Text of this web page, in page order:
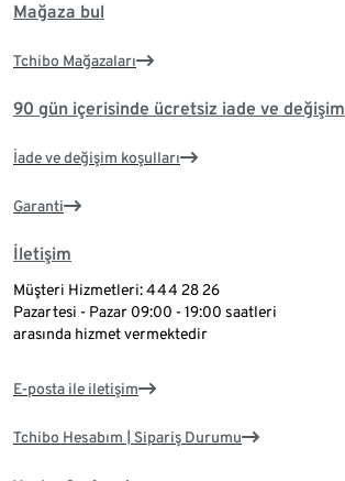
Mağaza bul
Tchibo Mağazaları
90 gün içerisinde ücretsiz iade ve değişim
İade ve değişim koşulları
Garanti
İletişim
Müşteri Hizmetleri: 444 28 26
Pazartesi - Pazar 09:00 - 19:00 saatleri
arasında hizmet vermektedir
E-posta ile iletişim
Tchibo Hesabım | Sipariş Durumu